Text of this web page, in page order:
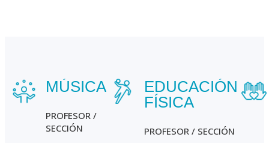
MÚSICA
PROFESOR /
SECCIÓN
EDUCACIÓN
FÍSICA
PROFESOR / SECCIÓN